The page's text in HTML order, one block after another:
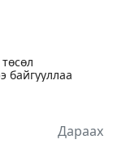
байгууллаа
Дараах